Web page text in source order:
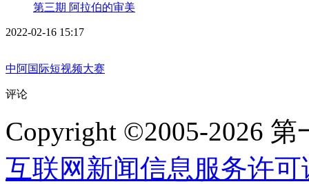
第三期 阿拉伯的审美
2022-02-16 15:17
中阿国际短视频大赛
评论
Copyright ©2005-2026
互联网新闻信息服务许